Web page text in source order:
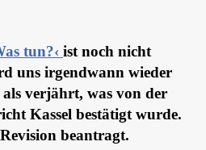
tun?‹ ist noch nicht
uns irgendwann wieder
verjährt, was von der
Kassel bestätigt wurde.
beantragt.